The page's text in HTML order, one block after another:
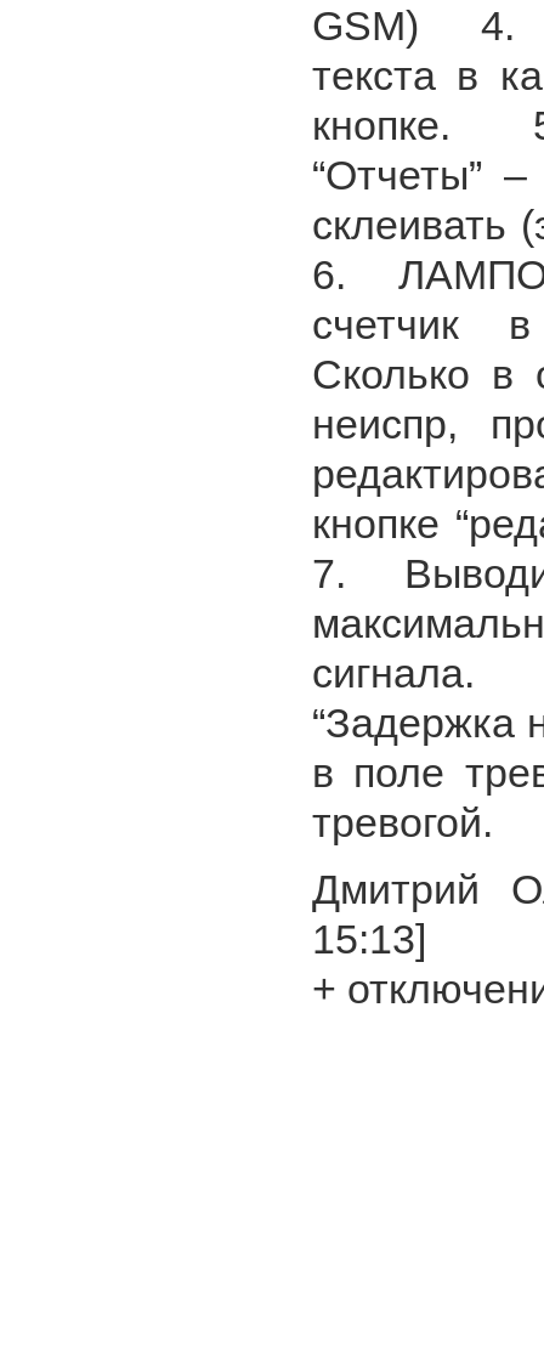
GSM) 4.
текста в
кнопке.
“Отчеты”
склеивать
6.
счетчик
Сколько в
неиспр,
кнопке
7.
“Задержка
в поле
тревогой.
Дмитрий
15:13]
+